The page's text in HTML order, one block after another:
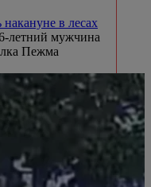
в лесах
летний мужчина
Пежма